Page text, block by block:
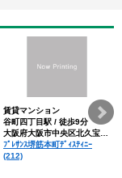
賃貸マンション
谷町四丁目駅 / 徒歩9分
ﾌﾟﾚｻﾝｽ堺筋本町ﾃﾞｨｽﾃｨﾆｰ
(212)